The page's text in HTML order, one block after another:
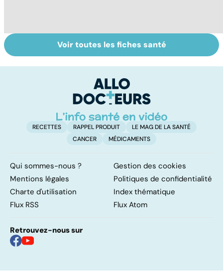
Les algues : des
bienfaits
Couperose,
rosacée... que
rougeurs
indésirables ?
Voir toutes les fiches santé
RECETTES RAPPEL PRODUIT
LE MAG DE LA SANTÉ
CANCER
MÉDICAMENTS
Qui sommes-nous ?
Gestion des cookies
Mentions légales
Politiques de confidentialité
Charte d'utilisation
Index thématique
Flux RSS
Flux Atom
Retrouvez-nous sur